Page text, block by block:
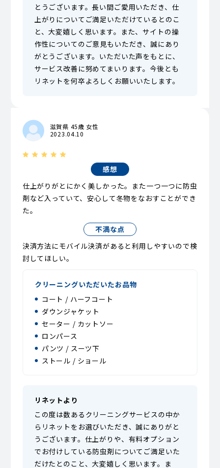
とうございます。長い間ご愛用いただき、仕
上がりについてご満足いただけているとのこ
と、大変嬉しく思います。また、サイトの操
作性についてのご意見もいただき、誠にあり
がとうございます。いただいた声をもとに、
サービス改善に努めてまいります。今後とも
リネットを何卒よろしくお願いいたします。
滋賀県 45歳 女性
2023.04.10
感想
仕上がりがとにかく美しかった。また一つ一つに防虫
剤など入っていて、安心して冬物をなおすことができ
た。
不満な点
決済方法にモバイル決済があると利用しやすいので検
討してほしい。
クリーニングいただいたお品物
コート / ハーフコート
ダウンジャケット
セーター / カットソー
ロンパース
パンツ / スーツ下
ストール / ショール
リネットより
この度は数あるクリーニングサービスの中か
らリネットをお選びいただき、誠にありがと
うございます。仕上がりや、有料オプション
でお付けしている防虫剤についてご満足いた
だけたとのこと、大変嬉しく思います。ま